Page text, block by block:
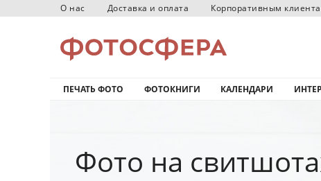
О нас Доставка и оплата Корпоративным
ПЕЧАТЬ ФОТО ФОТОКНИГИ КАЛЕНДАРИ
Фото на